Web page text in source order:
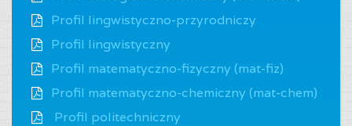
Profil lingwistyczno-przyrodniczy
Profil lingwistyczny
Profil matematyczno-fizyczny (mat-fiz)
Profil matematyczno-chemiczny (mat-chem)
Profil politechniczny